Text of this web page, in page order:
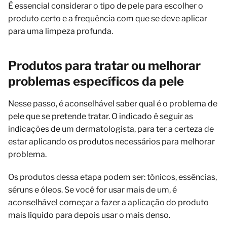
É essencial considerar o tipo de pele para escolher o
produto certo e a frequência com que se deve aplicar
para uma limpeza profunda.
Produtos para tratar ou melhorar
problemas específicos da pele
Nesse passo, é aconselhável saber qual é o problema de
pele que se pretende tratar. O indicado é seguir as
indicações de um dermatologista, para ter a certeza de
estar aplicando os produtos necessários para melhorar
problema.
Os produtos dessa etapa podem ser: tónicos, essências,
séruns e óleos. Se você for usar mais de um, é
aconselhável começar a fazer a aplicação do produto
mais líquido para depois usar o mais denso.